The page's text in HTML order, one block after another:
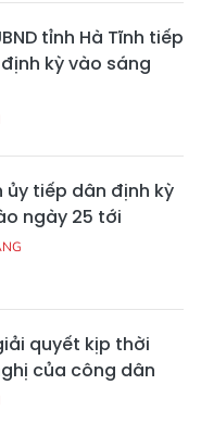
tỉnh Hà Tĩnh tiếp
kỳ vào sáng
ủy tiếp dân định kỳ
ngày 25 tới
quyết kịp thời
của công dân